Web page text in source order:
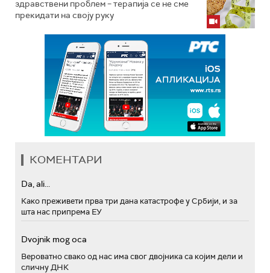
здравствени проблем – терапија се не сме
прекидати на своју руку
КОМЕНТАРИ
Da, ali...
Како преживети прва три дана катастрофе у Србији, и за
шта нас припрема ЕУ
Dvojnik mog oca
Вероватно свако од нас има свог двојника са којим дели и
сличну ДНК